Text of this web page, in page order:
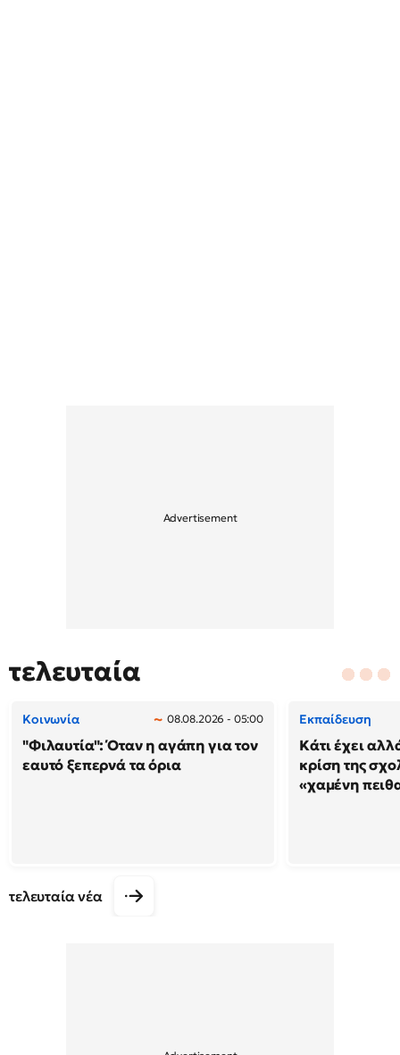
τελευταία
Κοινωνία 08.08.2026 - 05:00
"Φιλαυτία": Όταν η αγάπη για τον
εαυτό ξεπερνά τα όρια
Εκπαίδευση
Κάτι έχει
κρίση της
«χαμένη
τελευταία νέα